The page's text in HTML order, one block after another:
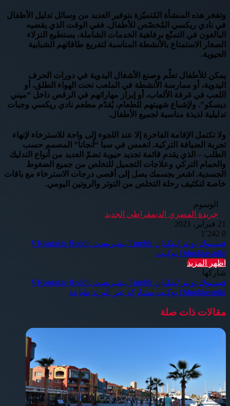
وتفخر هذه المنشأة المُتميّزة بتوفير العديد من وسائل تدليل الأطفال
في نادي ريكسي المُخصّص للأطفال. ففي الوقت الذي يقضيه
البالغون في التمتّع برفاهية الخدمات الشاملة، يستطيع النزلاء
الصغار الاستمتاع بالأنشطة المناسبة لتفريغ طاقاتهم الشبابية
الحيوية.
يمكن للأطفال تعلّم وصنع الأشغال اليدوية في دورات الحرف
اليدوية، أو ممارسة الأنشطة في الملعب تحت الهواء الطلق، أو
اللعب في غرفة الألعاب، أو إبراز مهاراتهم في الرقص داخل “ميني
ديسكو”. ولإشباع شهيتهم للطعام، يُقدّم مطعم نادي ريكسي وجبات
تدليلية لذيذة مناسبة لجميع الأطفال.
ولا تكتمل الإقامة الفاخرة إلا عند اللجوء إلى واحة للاسترخاء لإنهاء
تجربة الضيافة التركية. انغمس في سبا “أنجانا” المصمم حسب
الطلب – الذي يقدم قائمة تجديد حيوية تضمّ العديد من أنواع التدليك
والحمام التركي وعلاجات التجميل للتخلص من جميع الضغوط
الجسدية. اشعر بجسمك يصل إلى أقصى درجات الاسترخاء مع باقات
خاصة لتكثيف رحلة التخلص من التوتر والروتين اليومي.
الوسوم
جريدة المصري الديمقراطي الجديد
21 فبراير، 2021
0
فيسبوك تويتر لينكدإن بينتيريست
Odnoklassniki بوكيت
اظهر المزيد
شاركها
فيسبوك تويتر لينكدإن بينتيريست
Odnoklassniki بوكيت مشاركة عبر البريد طباعة
مقالات ذات صلة